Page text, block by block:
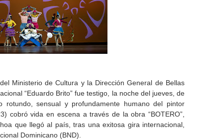
Ministerio de Cultura y la Dirección General de Bellas
“Eduardo Brito” fue testigo, la noche del jueves, de
rotundo, sensual y profundamente humano del pintor
cobró vida en escena a través de la obra “BOTERO”,
que llegó al país, tras una exitosa gira internacional,
Dominicano (BND).